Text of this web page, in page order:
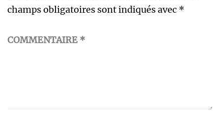
champs obligatoires sont indiqués avec *
COMMENTAIRE *